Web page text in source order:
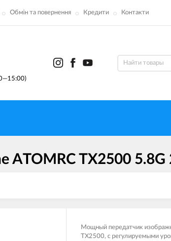
Обмін та повернення Кредити Контакти
ATOMRC TX2500
Мощный передатчик
TX2500​, с регулируемыми